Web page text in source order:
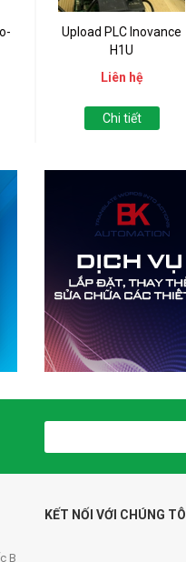
Upload PLC Inovance
H1U
Liên hệ
Chi tiết
B
KẾT NỐI VỚI CHÚNG TÔI